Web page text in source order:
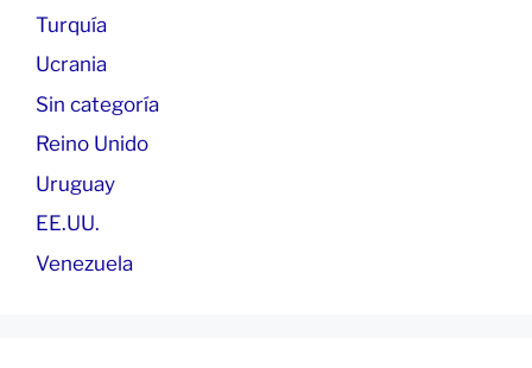
Turquía
Ucrania
Sin categoría
Reino Unido
Uruguay
EE.UU.
Venezuela